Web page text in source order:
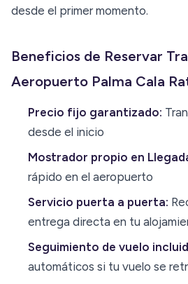
desde el primer momento.
Beneficios de Reservar
Aeropuerto Palma Cala
Precio fijo garantizado:
desde el inicio
Mostrador propio en
rápido en el aeropuerto
Servicio puerta a puerta:
entrega directa en tu
Seguimiento de vuelo
automáticos si tu vuelo se